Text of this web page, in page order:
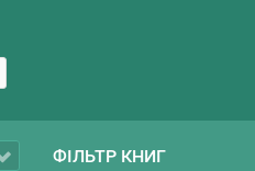
ФІЛЬТР КНИГ